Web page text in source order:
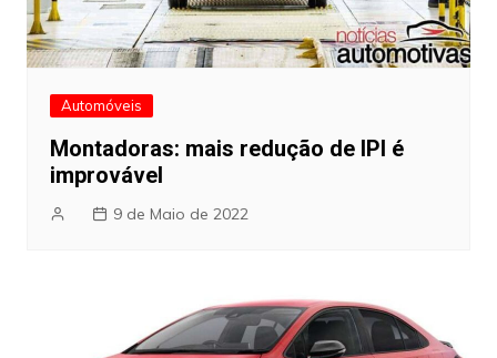
Automóveis
Montadoras: mais redução de IPI é
improvável
9 de Maio de 2022